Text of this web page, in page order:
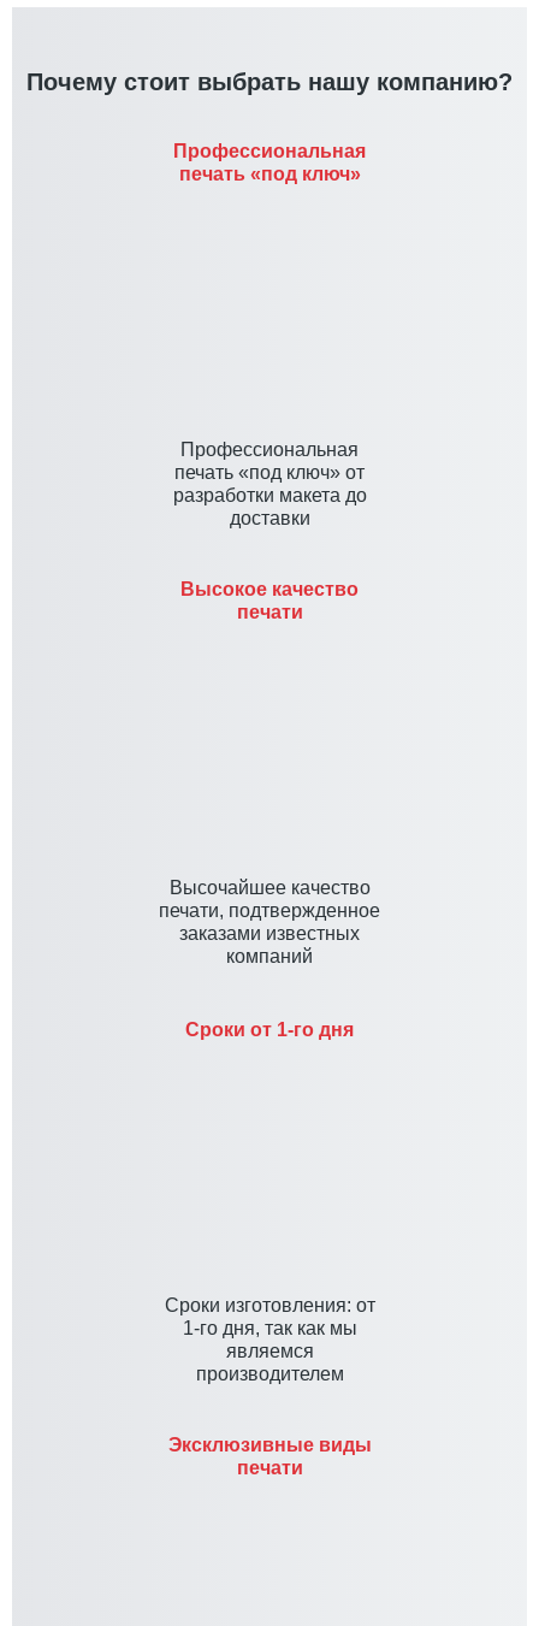
Почему стоит выбрать нашу компанию?
Профессиональная
печать «под ключ»
Профессиональная
печать «под ключ» от
разработки макета до
доставки
Высокое качество
печати
Высочайшее качество
печати, подтвержденное
заказами известных
компаний
Сроки от 1-го дня
Cроки изготовления: от
1-го дня, так как мы
являемся
производителем
Эксклюзивные виды
печати